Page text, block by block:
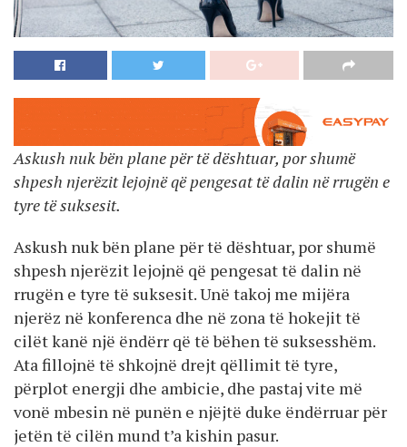
Askush nuk bën plane për të dështuar, por shumë
shpesh njerëzit lejojnë që pengesat të dalin në rrugën e
tyre të suksesit.
Askush nuk bën plane për të dështuar, por shumë
shpesh njerëzit lejojnë që pengesat të dalin në
rrugën e tyre të suksesit. Unë takoj me mijëra
njerëz në konferenca dhe në zona të hokejit të
cilët kanë një ëndërr që të bëhen të suksesshëm.
Ata fillojnë të shkojnë drejt qëllimit të tyre,
përplot energji dhe ambicie, dhe pastaj vite më
vonë mbesin në punën e njëjtë duke ëndërruar për
jetën të cilën mund t’a kishin pasur.